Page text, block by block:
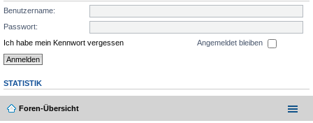
Benutzername:
Passwort:
Ich habe mein Kennwort vergessen
Angemeldet bleiben
STATISTIK
Foren-Übersicht